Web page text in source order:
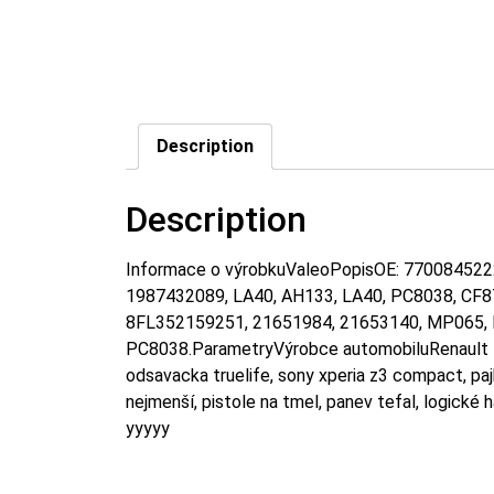
Description
Description
Informace o výrobkuValeoPopisOE:
1987432089, LA40, AH133, LA40, PC8038,
8FL352159251, 21651984, 21653140, MP065,
PC8038.ParametryVýrobce
odsavacka truelife, sony xperia z3 compact,
nejmenší, pistole na tmel, panev tefal, logické
yyyyy